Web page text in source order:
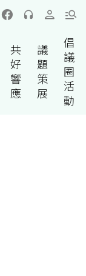
共
好
響
應
議
題
策
展
倡
議
圈
活
動